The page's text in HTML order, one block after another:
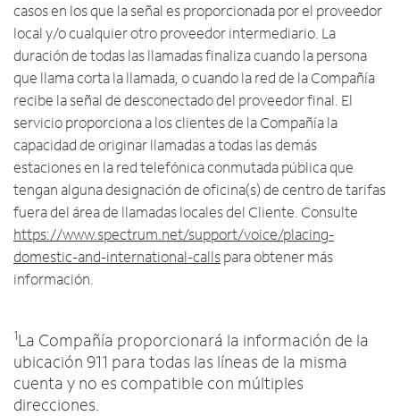
casos en los que la señal es proporcionada por el proveedor
local y/o cualquier otro proveedor intermediario. La
duración de todas las llamadas finaliza cuando la persona
que llama corta la llamada, o cuando la red de la Compañía
recibe la señal de desconectado del proveedor final. El
servicio proporciona a los clientes de la Compañía la
capacidad de originar llamadas a todas las demás
estaciones en la red telefónica conmutada pública que
tengan alguna designación de oficina(s) de centro de tarifas
fuera del área de llamadas locales del Cliente. Consulte
https://www.spectrum.net/support/voice/placing-
domestic-and-international-callspara obtener más
información.
1La Compañía proporcionará la información de la
ubicación 911 para todas las líneas de la misma
cuenta y no es compatible con múltiples
direcciones.